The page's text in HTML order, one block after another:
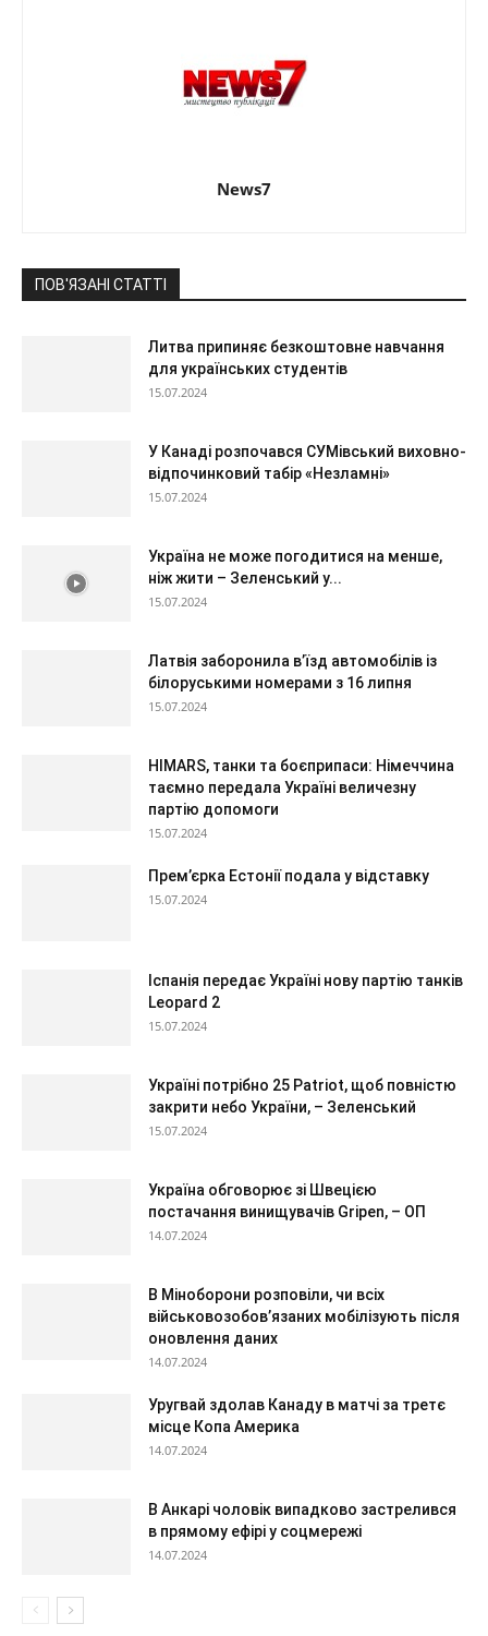
News7
ПОВ'ЯЗАНІ СТАТТІ
Литва припиняє безкоштовне навчання
для українських студентів
15.07.2024
У Канаді розпочався СУМівський виховно-
відпочинковий табір «Незламні»
15.07.2024
Україна не може погодитися на менше,
ніж жити – Зеленський у...
15.07.2024
Латвія заборонила в’їзд автомобілів із
білоруськими номерами з 16 липня
15.07.2024
HIMARS, танки та боєприпаси: Німеччина
таємно передала Україні величезну
партію допомоги
15.07.2024
Прем’єрка Естонії подала у відставку
15.07.2024
Іспанія передає Україні нову партію танків
Leopard 2
15.07.2024
Україні потрібно 25 Patriot, щоб повністю
закрити небо України, – Зеленський
15.07.2024
Україна обговорює зі Швецією
постачання винищувачів Gripen, – ОП
14.07.2024
В Міноборони розповіли, чи всіх
військовозобов’язаних мобілізують після
оновлення даних
14.07.2024
Уругвай здолав Канаду в матчі за третє
місце Копа Америка
14.07.2024
В Анкарі чоловік випадково застрелився
в прямому ефірі у соцмережі
14.07.2024